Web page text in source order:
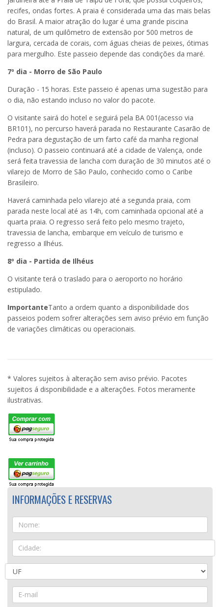
recifes, ondas fortes. A praia é considerada uma das mais belas
do Brasil. A maior atração do lugar é uma grande piscina
natural, de um quilômetro de extensão por 500 metros de
largura, cercada de corais, com águas cheias de peixes, ótimas
para mergulho. Este passeio depende das condições da maré.
7º dia - Morro de São Paulo
Duração - 15 horas. Este passeio é apenas uma sugestão para
o dia, não estando incluso no valor do pacote.
O visitante sairá do hotel e seguirá pela BA 001(acesso via
BR101), no percurso haverá parada no Restaurante Casarão de
Pedra para degustação de um farto café da manha regional
(incluso). O passeio continuará até a cidade de Valença, onde
será feita travessia de lancha com duração de 30 minutos até o
vilarejo de Morro de São Paulo, conhecido como o Caribe
Brasileiro.
Haverá caminhada pelo vilarejo até a segunda praia, com
parada neste local até as 14h, com caminhada opcional até a
quarta praia. O regresso será feito pelo mesmo trajeto,
travessia de lancha, embarque em veículo de turismo e
regresso a Ilhéus.
8º dia - Partida de Ilhéus
O visitante terá o traslado para o aeroporto no horário
estipulado.
ImportanteTanto a ordem quanto a disponibilidade dos
passeios podem sofrer alterações sem aviso prévio em função
de variações climáticas ou operacionais.
* Valores sujeitos à alteração sem aviso prévio. Pacotes
sujeitos á disponibilidade e a alterações. Fotos meramente
ilustrativas.
INFORMAÇÕES E RESERVAS